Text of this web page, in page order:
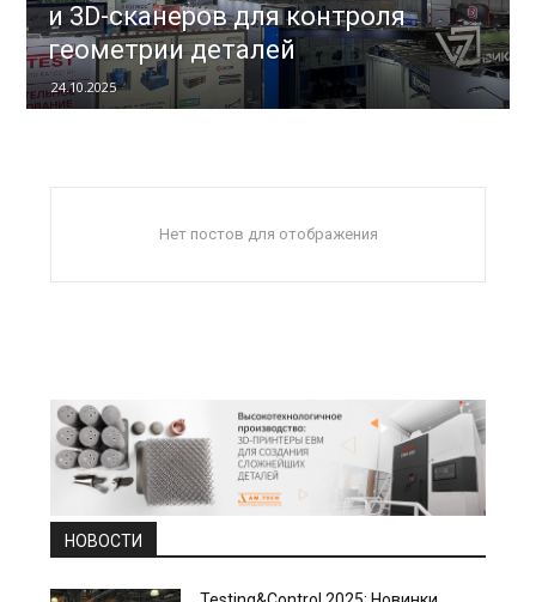
и 3D-сканеров для контроля
геометрии деталей
24.10.2025
Нет постов для отображения
НОВОСТИ